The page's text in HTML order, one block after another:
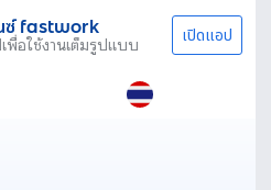
ซ์ fastwork
พื่อใช้งานเต็มรูปแบบ เปิดแอป